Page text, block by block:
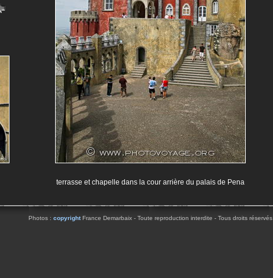
terrasse et chapelle dans la cour arrière du palais de Pena
Photos : copyrightFrance Demarbaix - Toute reproduction interdite - Tous droits réservés